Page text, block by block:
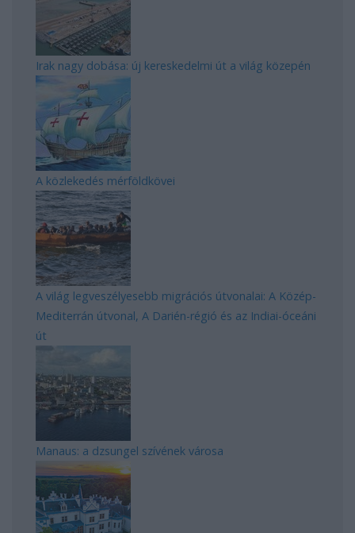
Irak nagy dobása: új kereskedelmi út a világ közepén
A közlekedés mérföldkövei
A világ legveszélyesebb migrációs útvonalai: A Közép-
Mediterrán útvonal, A Darién-régió és az Indiai-óceáni
út
Manaus: a dzsungel szívének városa